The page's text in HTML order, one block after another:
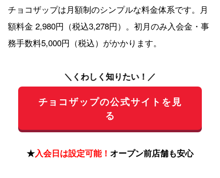
チョコザップは月額制のシンプルな料金体系です。月
額料金 2,980円（税込3,278円）。初月のみ入会金・事
務手数料5,000円（税込）がかかります。
＼くわしく知りたい！／
チョコザップの公式サイトを見
る
★入会日は設定可能！ オープン前店舗も安心